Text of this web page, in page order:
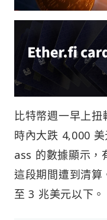
比特幣週一早上
時內大跌 4,000
ass 的數據顯示，
這段期間遭到清算
至 3 兆美元以下。